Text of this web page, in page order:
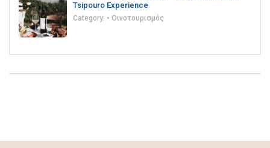
Tsipouro Experience
Category: • Οινοτουρισμός